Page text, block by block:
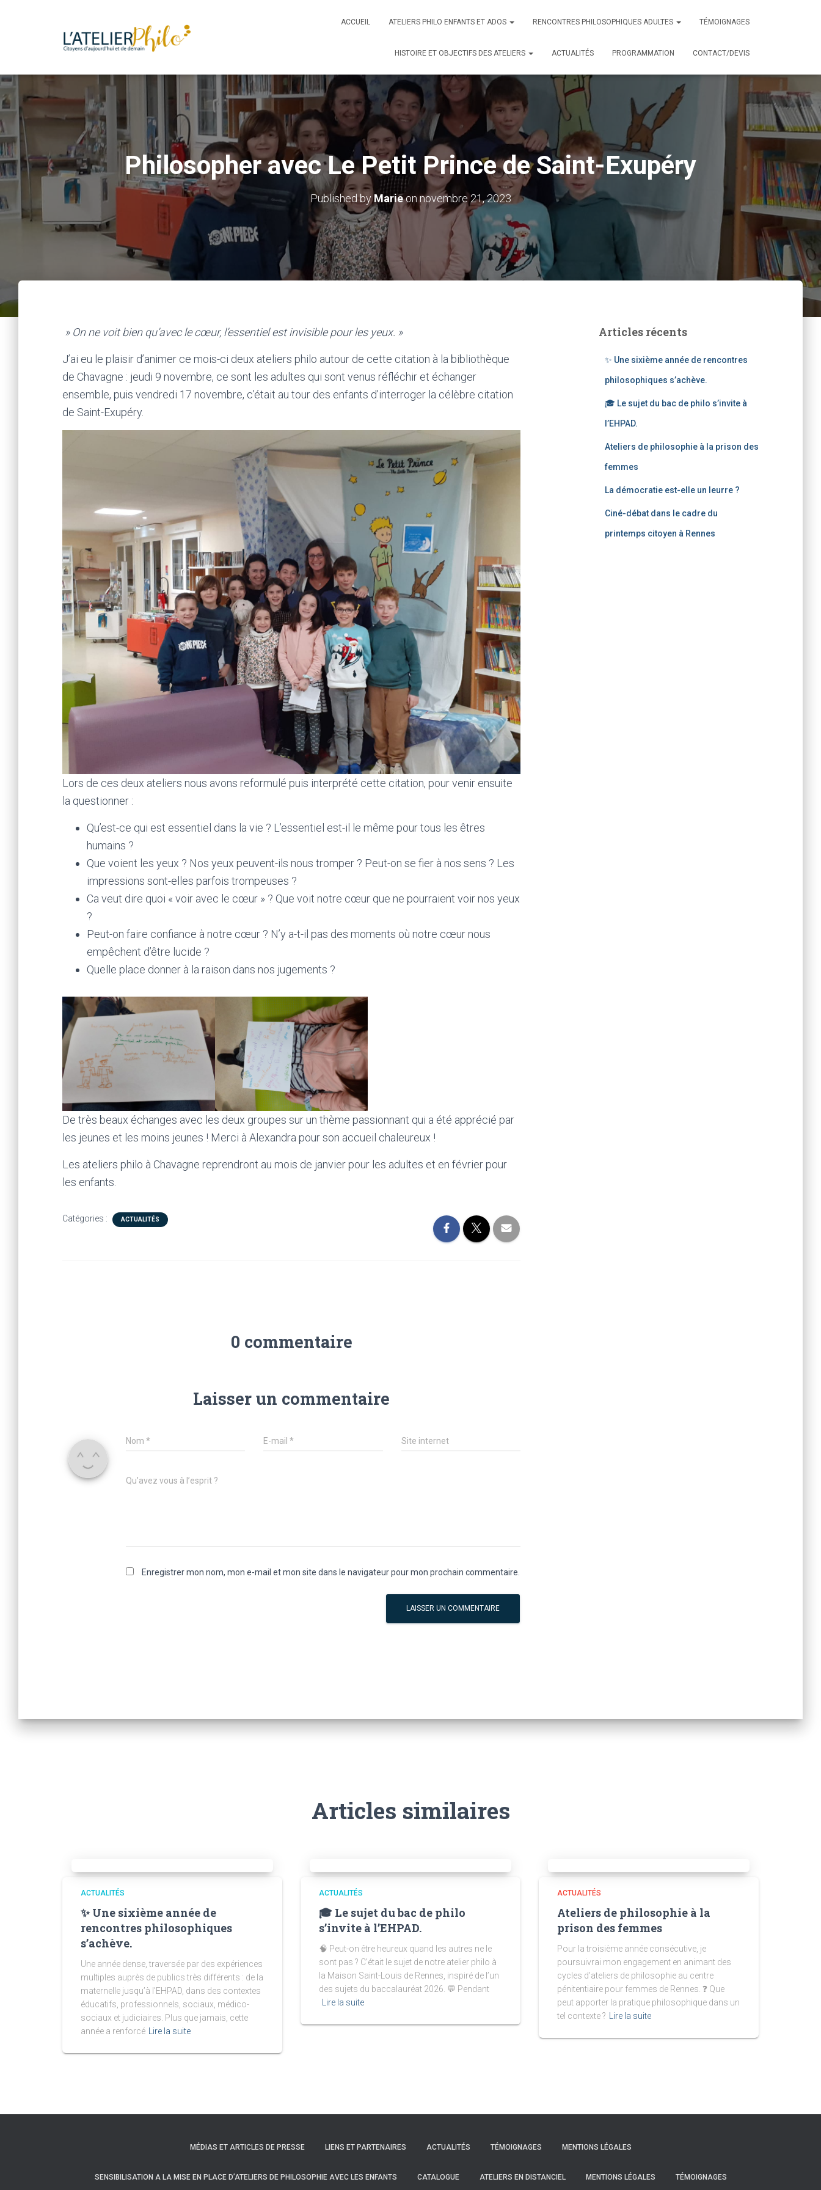
ACCUEIL ATELIERS PHILO ENFANTS ET ADOS RENCONTRES PHILOSOPHIQUES ADULTES TÉMOIGNAGES
HISTOIRE ET OBJECTIFS DES ATELIERS ACTUALITÉS PROGRAMMATION CONTACT/DEVIS
Philosopher avec Le Petit Prince de Saint-Exupéry
Published byMarieonnovembre 21, 2023
» On ne voit bien qu’avec le cœur, l’essentiel est invisible pour les yeux. »
J’ai eu le plaisir d’animer ce mois-ci deux ateliers philo autour de cette citation à la bibliothèque
de Chavagne : jeudi 9 novembre, ce sont les adultes qui sont venus réfléchir et échanger
ensemble, puis vendredi 17 novembre, c’était au tour des enfants d’interroger la célèbre citation
de Saint-Exupéry.
Lors de ces deux ateliers nous avons reformulé puis interprété cette citation, pour venir ensuite
la questionner :
Qu’est-ce qui est essentiel dans la vie ? L’essentiel est-il le même pour tous les êtres
humains ?
Que voient les yeux ? Nos yeux peuvent-ils nous tromper ? Peut-on se fier à nos sens ? Les
impressions sont-elles parfois trompeuses ?
Ca veut dire quoi « voir avec le cœur » ? Que voit notre cœur que ne pourraient voir nos yeux
?
Peut-on faire confiance à notre cœur ? N’y a-t-il pas des moments où notre cœur nous
empêchent d’être lucide ?
Quelle place donner à la raison dans nos jugements ?
De très beaux échanges avec les deux groupes sur un thème passionnant qui a été apprécié par
les jeunes et les moins jeunes ! Merci à Alexandra pour son accueil chaleureux !
Les ateliers philo à Chavagne reprendront au mois de janvier pour les adultes et en février pour
les enfants.
Catégories : ACTUALITÉS
0 commentaire
Laisser un commentaire
Nom * E-mail* Site internet
Qu’avez vous à l’esprit ?
Enregistrer mon nom, mon e-mail et mon site dans le navigateur pour mon prochain commentaire.
Articles récents
✨ Une sixième année de rencontres
philosophiques s’achève.
🎓 Le sujet du bac de philo s’invite à
l’EHPAD.
Ateliers de philosophie à la prison des
femmes
La démocratie est-elle un leurre ?
Ciné-débat dans le cadre du
printemps citoyen à Rennes
Articles similaires
ACTUALITÉS
✨ Une sixième année de
rencontres philosophiques
s’achève.
Une année dense, traversée par des expériences
multiples auprès de publics très différents : de la
maternelle jusqu’à l’EHPAD, dans des contextes
éducatifs, professionnels, sociaux, médico-
sociaux et judiciaires. Plus que jamais, cette
année a renforcé
Lire la suite
ACTUALITÉS
🎓 Le sujet du bac de philo
s’invite à l’EHPAD.
🧠 Peut-on être heureux quand les autres ne le
sont pas ? C’était le sujet de notre atelier philo à
la Maison Saint-Louis de Rennes, inspiré de l’un
des sujets du baccalauréat 2026. 💬 Pendant
Lire la suite
ACTUALITÉS
Ateliers de philosophie à la
prison des femmes
Pour la troisième année consécutive, je
poursuivrai mon engagement en animant des
cycles d’ateliers de philosophie au centre
pénitentiaire pour femmes de Rennes. ❓ Que
peut apporter la pratique philosophique dans un
tel contexte ?
Lire la suite
MÉDIAS ET ARTICLES DE PRESSE LIENS ET PARTENAIRES ACTUALITÉS TÉMOIGNAGES MENTIONS LÉGALES
SENSIBILISATION A LA MISE EN PLACE D’ATELIERS DE PHILOSOPHIE AVEC LES ENFANTS CATALOGUE ATELIERS EN DISTANCIEL MENTIONS LÉGALES TÉMOIGNAGES